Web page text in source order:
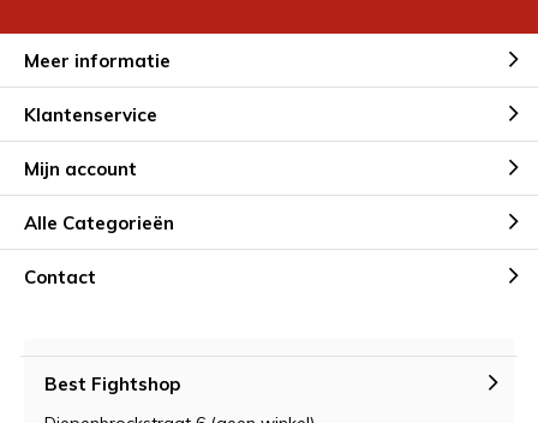
Meer informatie
Klantenservice
Mijn account
Alle Categorieën
Contact
Best Fightshop